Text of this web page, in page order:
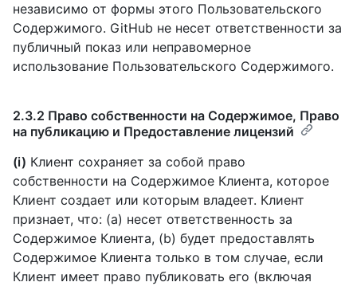
независимо от формы этого Пользовательского
Содержимого. GitHub не несет ответственности за
публичный показ или неправомерное
использование Пользовательского Содержимого.
2.3.2 Право собственности на Содержимое, Право
на публикацию и Предоставление лицензий
(i) Клиент сохраняет за собой право
собственности на Содержимое Клиента, которое
Клиент создает или которым владеет. Клиент
признает, что: (a) несет ответственность за
Содержимое Клиента, (b) будет предоставлять
Содержимое Клиента только в том случае, если
Клиент имеет право публиковать его (включая